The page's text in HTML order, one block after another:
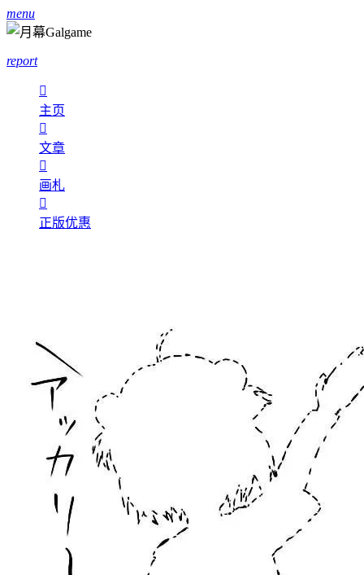
menu
report

主页

文章

画札

正版优惠